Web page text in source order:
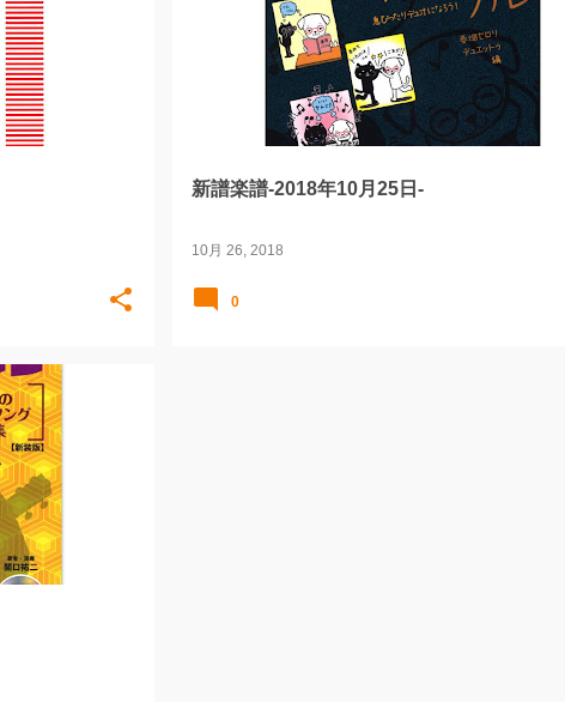
新譜楽譜-2018年10月25日-
10月 26, 2018
0